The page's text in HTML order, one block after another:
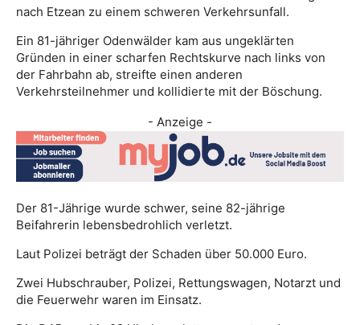
nach Etzean zu einem schweren Verkehrsunfall.
Ein 81-jähriger Odenwälder kam aus ungeklärten
Gründen in einer scharfen Rechtskurve nach links von
der Fahrbahn ab, streifte einen anderen
Verkehrsteilnehmer und kollidierte mit der Böschung.
- Anzeige -
Der 81-Jährige wurde schwer, seine 82-jährige
Beifahrerin lebensbedrohlich verletzt.
Laut Polizei beträgt der Schaden über 50.000 Euro.
Zwei Hubschrauber, Polizei, Rettungswagen, Notarzt und
die Feuerwehr waren im Einsatz.